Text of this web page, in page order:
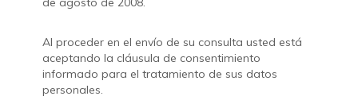
Al proceder en el envío de su consulta usted está
aceptando la cláusula de consentimiento
informado para el tratamiento de sus datos
personales.